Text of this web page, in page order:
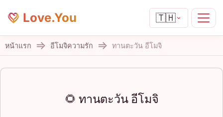
Love.You 🇹🇭
หน้าแรก อีโมจิความรัก ทานตะวัน อีโมจิ
🌻 ทานตะวัน อีโมจิ